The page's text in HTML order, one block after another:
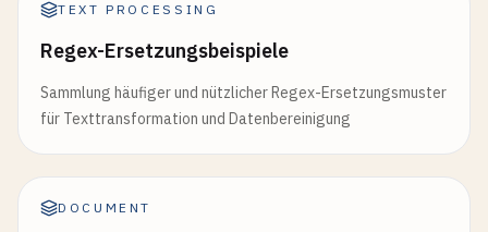
TEXT PROCESSING
Regex-Ersetzungsbeispiele
Sammlung häufiger und nützlicher Regex-Ersetzungsmuster
für Texttransformation und Datenbereinigung
DOCUMENT